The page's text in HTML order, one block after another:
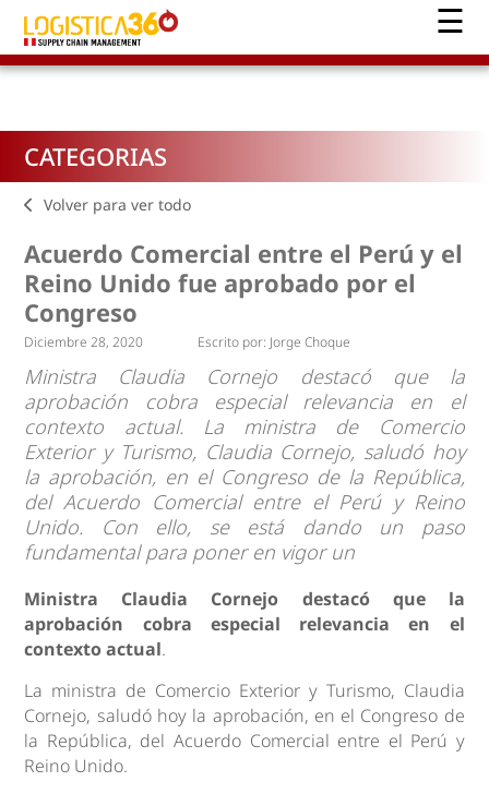
CATEGORIAS
Volver para ver todo
Acuerdo Comercial entre el Perú y el
Reino Unido fue aprobado por el
Congreso
Diciembre 28, 2020 Escrito por: Jorge Choque
Ministra Claudia Cornejo destacó que la
aprobación cobra especial relevancia en el
contexto actual. La ministra de Comercio
Exterior y Turismo, Claudia Cornejo, saludó hoy
la aprobación, en el Congreso de la República,
del Acuerdo Comercial entre el Perú y Reino
Unido. Con ello, se está dando un paso
fundamental para poner en vigor un
Ministra Claudia Cornejo destacó que la
aprobación cobra especial relevancia en el
contexto actual.
La ministra de Comercio Exterior y Turismo, Claudia
Cornejo, saludó hoy la aprobación, en el Congreso de
la República, del Acuerdo Comercial entre el Perú y
Reino Unido.